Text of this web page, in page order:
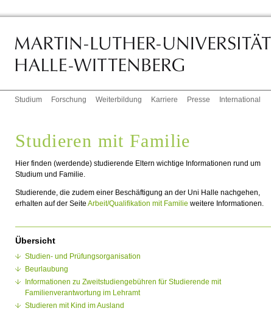
Studium Forschung Weiterbildung Karriere Presse International
Studieren mit Familie
Hier finden (werdende) studierende Eltern wichtige Informationen rund um
Studium und Familie.
Studierende, die zudem einer Beschäftigung an der Uni Halle nachgehen,
erhalten auf der Seite Arbeit/Qualifikation mit Familie weitere Informationen.
Übersicht
Studien- und Prüfungsorganisation
Beurlaubung
Informationen zu Zweitstudiengebühren für Studierende mit
Familienverantwortung im Lehramt
Studieren mit Kind im Ausland